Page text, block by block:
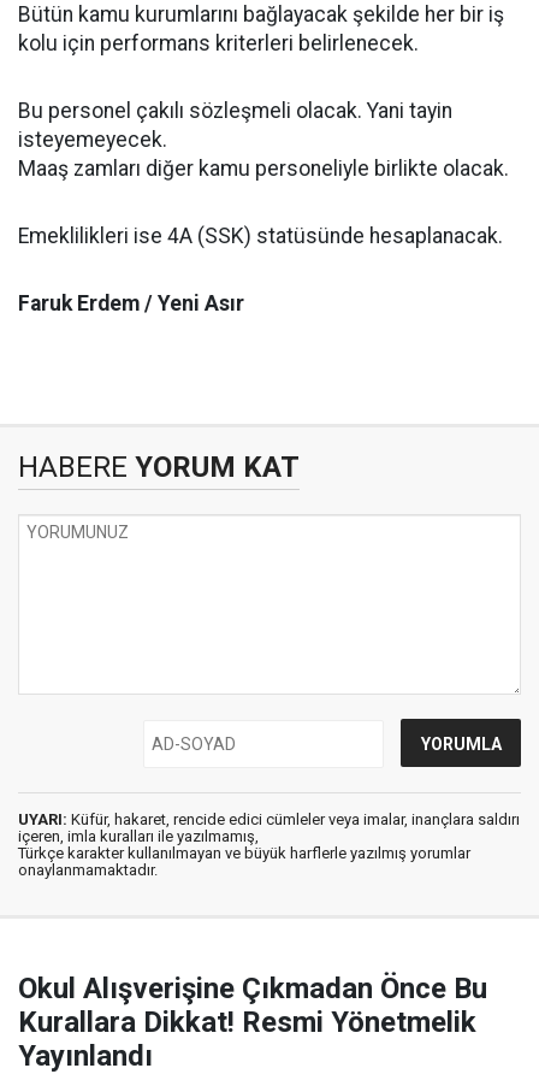
Bütün kamu kurumlarını bağlayacak şekilde her bir iş
kolu için performans kriterleri belirlenecek.
Bu personel çakılı sözleşmeli olacak. Yani tayin
isteyemeyecek.
Maaş zamları diğer kamu personeliyle birlikte olacak.
Emeklilikleri ise 4A (SSK) statüsünde hesaplanacak.
Faruk Erdem / Yeni Asır
HABERE YORUM KAT
UYARI: Küfür, hakaret, rencide edici cümleler veya imalar, inançlara saldırı
içeren, imla kuralları ile yazılmamış,
Türkçe karakter kullanılmayan ve büyük harflerle yazılmış yorumlar
onaylanmamaktadır.
Okul Alışverişine Çıkmadan Önce Bu
Kurallara Dikkat! Resmi Yönetmelik
Yayınlandı